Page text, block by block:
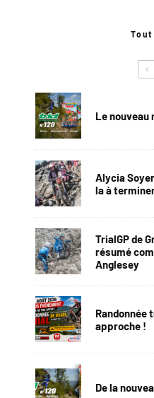
Tout
Le nouveau
Alycia
la à
TrialGP de
résumé
Anglesey
Randonnée
approche !
De la